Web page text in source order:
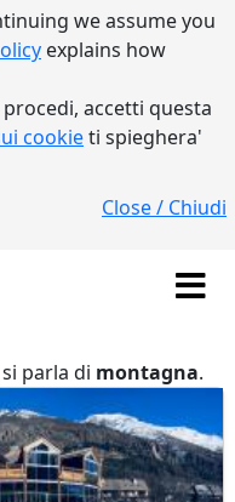
we assume you
explains how
accetti questa
cookieti spieghera'
Close / Chiudi
parla di montagna.